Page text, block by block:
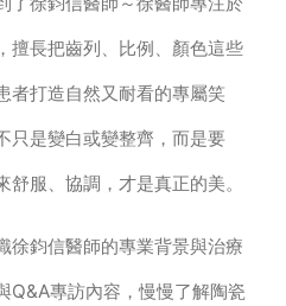
擅長把齒列、比例、顏色這些
者打造自然又耐看的專屬笑
只是變白或變整齊，而是要
舒服、協調，才是真正的美。
徐鈞信醫師的專業背景與治療
Q&A專訪內容，慢慢了解陶瓷